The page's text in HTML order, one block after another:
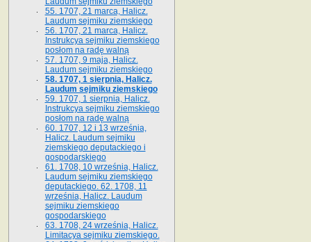
55. 1707, 21 marca, Halicz.
Laudum sejmiku ziemskiego
56. 1707, 21 marca, Halicz.
Instrukcya sejmiku ziemskiego
posłom na radę walną
57. 1707, 9 maja, Halicz.
Laudum sejmiku ziemskiego
58. 1707, 1 sierpnia, Halicz.
Laudum sejmiku ziemskiego
59. 1707, 1 sierpnia, Halicz.
Instrukcya sejmiku ziemskiego
posłom na radę walną
60. 1707, 12 i 13 września,
Halicz. Laudum sejmiku
ziemskiego deputackiego i
gospodarskiego
61. 1708, 10 września, Halicz.
Laudum sejmiku ziemskiego
deputackiego. 62. 1708, 11
września, Halicz. Laudum
sejmiku ziemskiego
gospodarskiego
63. 1708, 24 września, Halicz.
Limitacya sejmiku ziemskiego.